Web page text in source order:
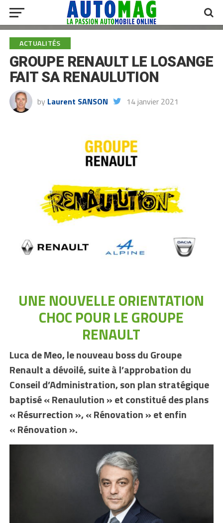
ACTUALITÉS
GROUPE RENAULT LE LOSANGE
FAIT SA RENAULUTION
by Laurent SANSON 14 janvier 2021
UNE NOUVELLE ORIENTATION
CHOC POUR LE GROUPE
RENAULT
Luca de Meo, le nouveau boss du Groupe
Renault a dévoilé, suite à l’approbation du
Conseil d’Administration, son plan stratégique
baptisé « Renaulution » et constitué des plans
« Résurrection », « Rénovation » et enfin
« Rénovation ».